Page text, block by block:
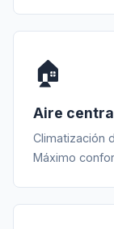
🏠
Aire
Climatización
Máximo